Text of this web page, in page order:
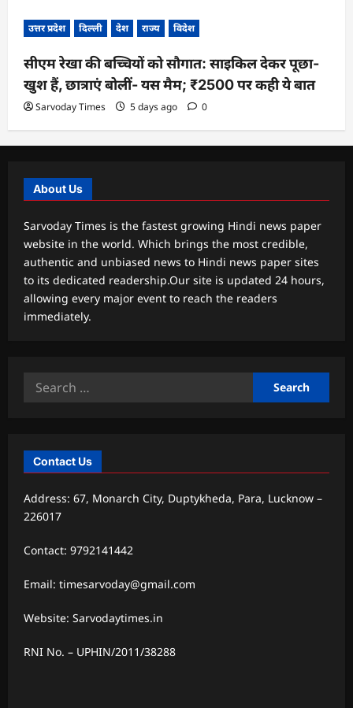
उत्तर प्रदेश दिल्ली देश राज्य विदेश
सीएम रेखा की बच्चियों को सौगात: साइकिल देकर पूछा-
खुश हैं, छात्राएं बोलीं- यस मैम; ₹2500 पर कही ये बात
Sarvoday Times 5 days ago 0
About Us
Sarvoday Times is the fastest growing Hindi news paper
website in the world. Which brings the most credible,
authentic and unbiased news to Hindi news paper sites
to its dedicated readership.Our site is updated 24 hours,
allowing every major event to reach the readers
immediately.
Search
Contact Us
Address: 67, Monarch City, Duptykheda, Para, Lucknow –
226017
Contact: 9792141442
Email: timesarvoday@gmail.com
Website: Sarvodaytimes.in
RNI No. – UPHIN/2011/38288